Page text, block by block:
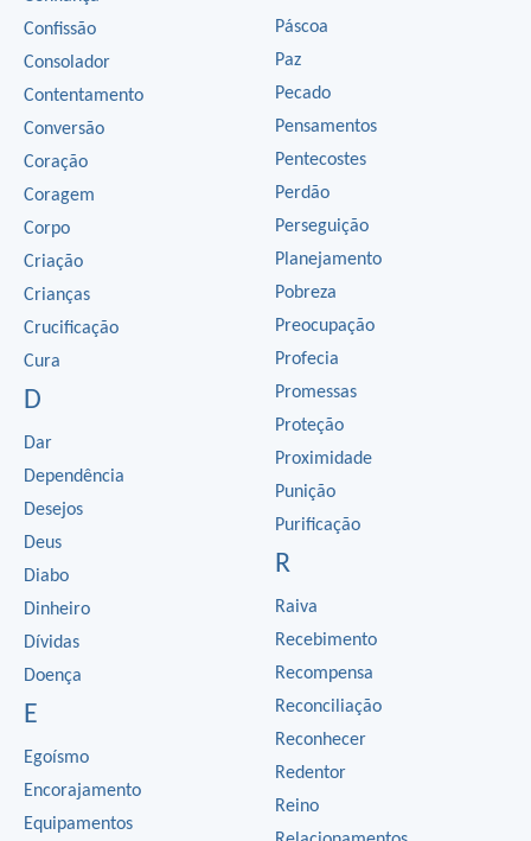
Confissão
Consolador
Contentamento
Conversão
Coração
Coragem
Corpo
Criação
Crianças
Crucificação
Cura
D
Dar
Dependência
Desejos
Deus
Diabo
Dinheiro
Dívidas
Doença
E
Egoísmo
Encorajamento
Equipamentos
Páscoa
Paz
Pecado
Pensamentos
Pentecostes
Perdão
Perseguição
Planejamento
Pobreza
Preocupação
Profecia
Promessas
Proteção
Proximidade
Punição
Purificação
R
Raiva
Recebimento
Recompensa
Reconciliação
Reconhecer
Redentor
Reino